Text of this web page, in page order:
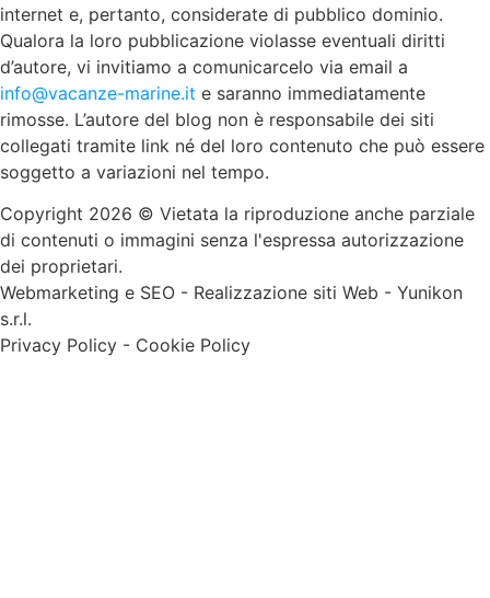
internet e, pertanto, considerate di pubblico dominio.
Qualora la loro pubblicazione violasse eventuali diritti
d’autore, vi invitiamo a comunicarcelo via email a
info@vacanze-marine.it e saranno immediatamente
rimosse. L’autore del blog non è responsabile dei siti
collegati tramite link né del loro contenuto che può essere
soggetto a variazioni nel tempo.
Copyright 2026 © Vietata la riproduzione anche parziale
di contenuti o immagini senza l'espressa autorizzazione
dei proprietari.
Webmarketing e SEO - Realizzazione siti Web - Yunikon
s.r.l.
Privacy Policy - Cookie Policy